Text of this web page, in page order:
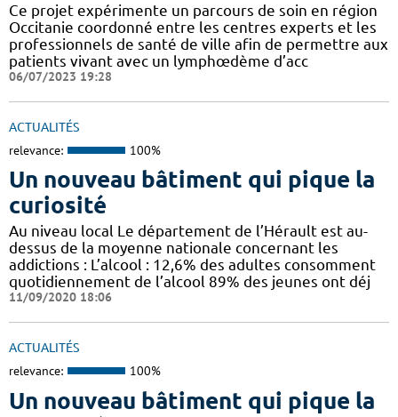
Ce projet expérimente un parcours de soin en région
Occitanie coordonné entre les centres experts et les
professionnels de santé de ville afin de permettre aux
patients vivant avec un lymphœdème d’acc
06/07/2023 19:28
ACTUALITÉS
relevance: 100%
Un nouveau bâtiment qui pique la
curiosité
Au niveau local Le département de l’Hérault est au-
dessus de la moyenne nationale concernant les
addictions : L’alcool : 12,6% des adultes consomment
quotidiennement de l’alcool 89% des jeunes ont déj
11/09/2020 18:06
ACTUALITÉS
relevance: 100%
Un nouveau bâtiment qui pique la